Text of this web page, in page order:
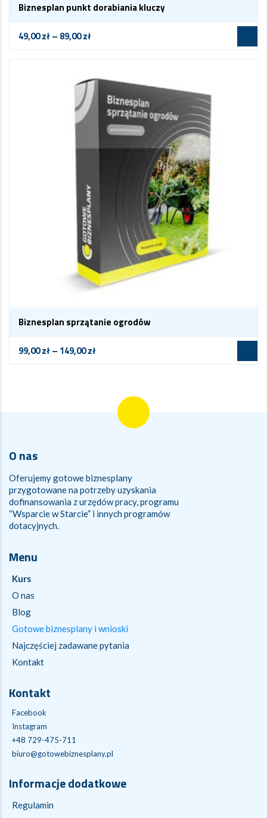
Biznesplan punkt dorabiania kluczy
49,00zł– 89,00zł
Biznesplan sprzątanie ogrodów
99,00zł– 149,00zł
O nas
Oferujemy gotowe biznesplany
przygotowane na potrzeby uzyskania
dofinansowania z urzędów pracy, programu
“Wsparcie w Starcie” i innych programów
dotacyjnych.
Menu
Kurs
O nas
Blog
Gotowe biznesplany i wnioski
Najczęściej zadawane pytania
Kontakt
Kontakt
Facebook
Instagram
+48 729-475-711
biuro@gotowebiznesplany.pl
Informacje dodatkowe
Regulamin